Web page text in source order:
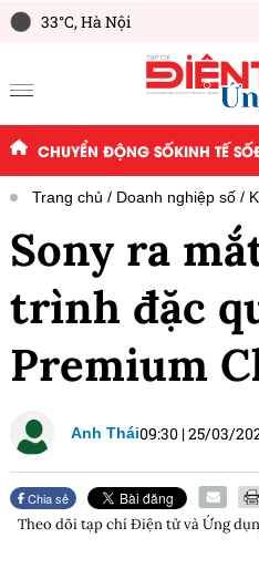
33°C,Hà Nội
CHUYỂN ĐỘNG SỐKINH TẾ SỐ
Trang chủ Doanh nghiệp số
Sony ra
trình đặc
Premium
Anh Thái09:30 |25/03/
Chia sẻ
Theo dõi tạp chíĐiện tử và Ứng